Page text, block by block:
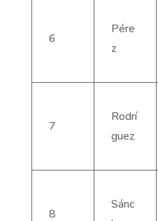
6
Pére
z
7
Rodrí
guez
8
Sánc